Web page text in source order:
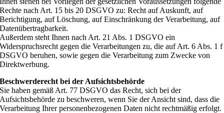
Rechte nach Art. 15 bis 20 DSGVO zu: Recht auf Auskunft, auf
Berichtigung, auf Löschung, auf Einschränkung der Verarbeitung, auf
Datenübertragbarkeit.
Außerdem steht Ihnen nach Art. 21 Abs. 1 DSGVO ein
Widerspruchsrecht gegen die Verarbeitungen zu, die auf Art. 6 Abs. 1 f
DSGVO beruhen, sowie gegen die Verarbeitung zum Zwecke von
Direktwerbung.
Beschwerderecht bei der Aufsichtsbehörde
Sie haben gemäß Art. 77 DSGVO das Recht, sich bei der
Aufsichtsbehörde zu beschweren, wenn Sie der Ansicht sind, dass die
Verarbeitung Ihrer personenbezogenen Daten nicht rechtmäßig erfolgt.